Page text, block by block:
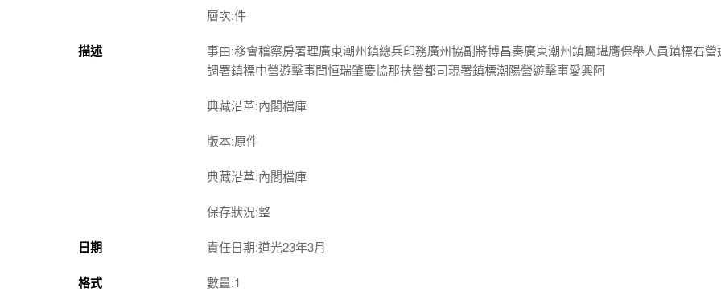
層次:件
描述
事由:移會稽察房署理廣東潮州鎮總兵印務廣州協副將博昌奏廣東潮州鎮屬堪膺保舉人員鎮標右營
調署鎮標中營遊擊事閆恒瑞肇慶協那扶營都司現署鎮標潮陽營遊擊事愛興阿
典藏沿革:內閣檔庫
版本:原件
典藏沿革:內閣檔庫
保存狀況:整
日期 責任日期:道光23年3月
格式 數量:1